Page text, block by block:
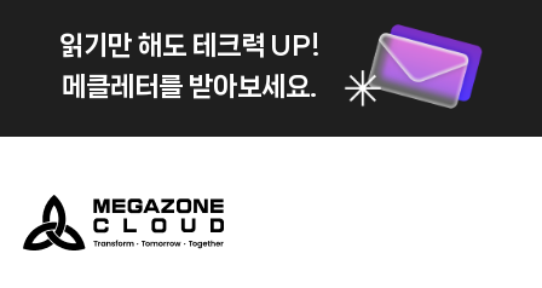
읽기만 해도 테크력 UP!
메클레터를 받아보세요.